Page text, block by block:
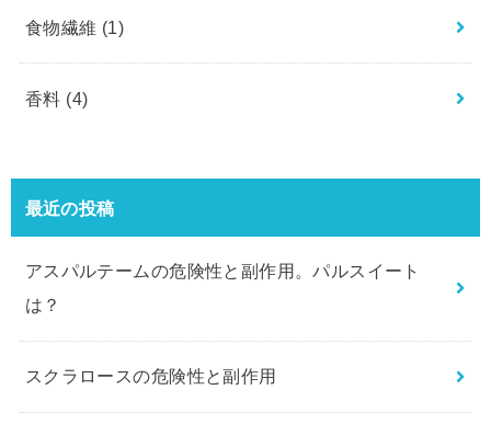
食物繊維 (1)
香料 (4)
最近の投稿
アスパルテームの危険性と副作用。パルスイート
は？
スクラロースの危険性と副作用